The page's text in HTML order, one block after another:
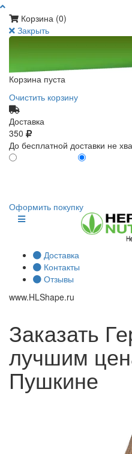
Корзина (0)
Закрыть
Корзина пуста
Очистить корзину
Доставка
350
До бесплатной доставки не
Оформить покупку
Доставка
Контакты
Отзывы
www.HLShape.ru
Заказать
лучшим
Пушкине